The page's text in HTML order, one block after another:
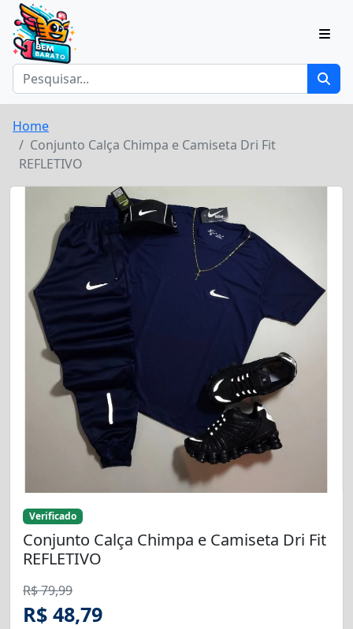
Home
Conjunto Calça Chimpa e Camiseta Dri Fit
REFLETIVO
Verificado
Conjunto Calça Chimpa e Camiseta Dri Fit
REFLETIVO
R$ 79,99
R$ 48,79